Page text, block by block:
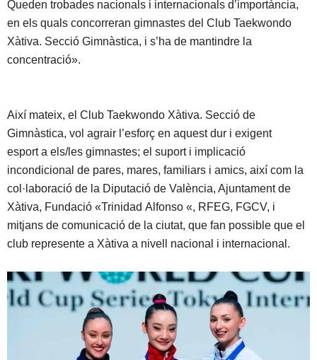
Queden trobades nacionals i internacionals d’importància,
en els quals concorreran gimnastes del Club Taekwondo
Xàtiva. Secció Gimnàstica, i s’ha de mantindre la
concentració».
Així mateix, el Club Taekwondo Xàtiva. Secció de
Gimnàstica, vol agrair l’esforç en aquest dur i exigent
esport a els/les gimnastes; el suport i implicació
incondicional de pares, mares, familiars i amics, així com la
col·laboració de la Diputació de València, Ajuntament de
Xàtiva, Fundació «Trinidad Alfonso «, RFEG, FGCV, i
mitjans de comunicació de la ciutat, que fan possible que el
club represente a Xàtiva a nivell nacional i internacional.